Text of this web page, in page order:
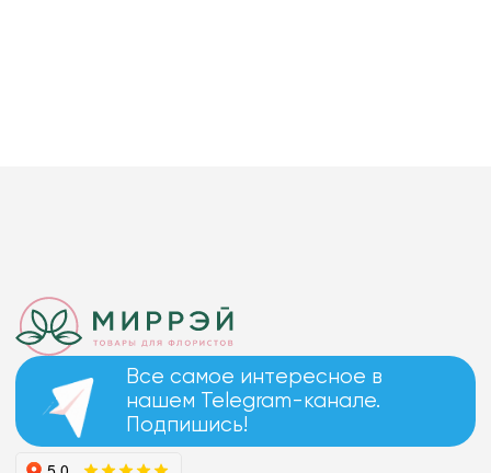
Все самое интересное в
нашем Telegram-канале.
Подпишись!